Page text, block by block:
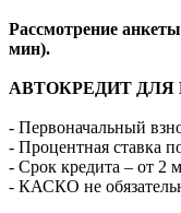
Рассмотрение
мин).
АВТОКРЕДИТ ДЛЯ
- Первоначальный
- Процентная ставка
- Срок кредита – от 2
- КАСКО не